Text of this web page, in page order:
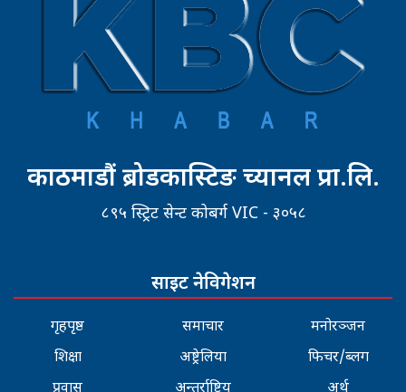
काठमाडौं ब्रोडकास्टिङ च्यानल प्रा.लि.
८९५ स्ट्रिट सेन्ट कोबर्ग VIC - ३०५८
साइट नेविगेशन
गृहपृष्ठ
शिक्षा
समाचार
अष्ट्रेलिया
मनोरञ्जन
फिचर/ब्लग